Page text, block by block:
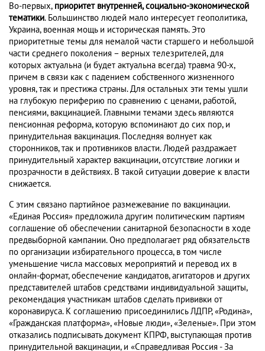
Во-первых, приоритет внутренней, социально-экономической
тематики. Большинство людей мало интересует геополитика,
Украина, военная мощь и историческая память. Это
приоритетные темы для немалой части старшего и небольшой
части среднего поколения – верных телезрителей, для
которых актуальна (и будет актуальна всегда) травма 90-х,
причем в связи как с падением собственного жизненного
уровня, так и престижа страны. Для остальных эти темы ушли
на глубокую периферию по сравнению с ценами, работой,
пенсиями, вакцинацией. Главными темами здесь являются
пенсионная реформа, которую вспоминают до сих пор, и
принудительная вакцинация. Последняя волнует как
сторонников, так и противников власти. Людей раздражает
принудительный характер вакцинации, отсутствие логики и
прозрачности в действиях. В такой ситуации доверие к власти
снижается.
С этим связано партийное размежевание по вакцинации.
«Единая Россия» предложила другим политическим партиям
соглашение об обеспечении санитарной безопасности в ходе
предвыборной кампании. Оно предполагает ряд обязательств
по организации избирательного процесса, в том числе
уменьшение числа массовых мероприятий и перевод их в
онлайн-формат, обеспечение кандидатов, агитаторов и других
представителей штабов средствами индивидуальной защиты,
рекомендация участникам штабов сделать прививки от
коронавируса. К соглашению присоединились ЛДПР, «Родина»,
«Гражданская платформа», «Новые люди», «Зеленые». При этом
отказались подписывать документ КПРФ, выступающая против
принудительной вакцинации, и «Справедливая Россия - За